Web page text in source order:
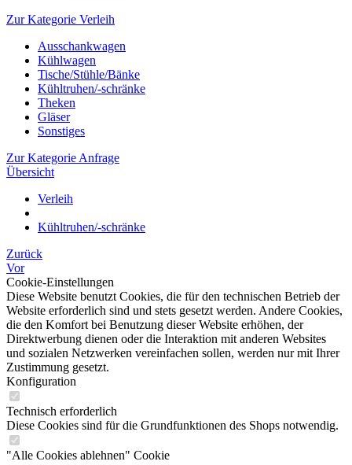
Zur Kategorie Verleih
Ausschankwagen
Kühlwagen
Tische/Stühle/Bänke
Kühltruhen/-schränke
Theken
Gläser
Sonstiges
Zur Kategorie Anfrage
Übersicht
Verleih
Kühltruhen/-schränke
Zurück
Vor
Cookie-Einstellungen
Diese Website benutzt Cookies, die für den technischen Betrieb der
Website erforderlich sind und stets gesetzt werden. Andere Cookies,
die den Komfort bei Benutzung dieser Website erhöhen, der
Direktwerbung dienen oder die Interaktion mit anderen Websites
und sozialen Netzwerken vereinfachen sollen, werden nur mit Ihrer
Zustimmung gesetzt.
Konfiguration
Technisch erforderlich
Diese Cookies sind für die Grundfunktionen des Shops notwendig.
"Alle Cookies ablehnen" Cookie